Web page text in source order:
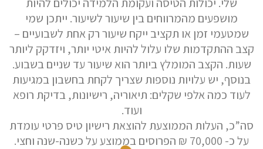
מושפעים מהמרווחים בין שיעור לשיעור. ייתכן שמי
שמטעמי זמן או תקציב ייקח שיעור רק אחת לשבועיים –
קצב ההתקדמות שלו עלול להיות איטי יותר, ויזדקק ליותר
שעות. הקצב המומלץ ביותר הוא שיעור עד שניים בשבוע.
בנוסף, יש עלויות נוספות שצריך לקחת בחשבון במגיעות
לעוד כמה אלפי שקלים: תיאוריה, רישיונות, בדיקת רופא
ועוד.
סה”כ, העלות הממוצעת להוצאת רישיון טיס פרטי עומדת
על כ- 70,000 ₪ הפרוסים בממוצע על כשנה-שנה וחצי.